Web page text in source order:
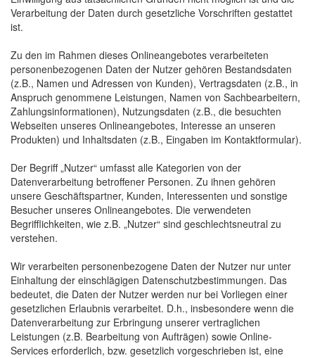
Verarbeitung der Daten durch gesetzliche Vorschriften gestattet
ist.
Zu den im Rahmen dieses Onlineangebotes verarbeiteten
personenbezogenen Daten der Nutzer gehören Bestandsdaten
(z.B., Namen und Adressen von Kunden), Vertragsdaten (z.B., in
Anspruch genommene Leistungen, Namen von Sachbearbeitern,
Zahlungsinformationen), Nutzungsdaten (z.B., die besuchten
Webseiten unseres Onlineangebotes, Interesse an unseren
Produkten) und Inhaltsdaten (z.B., Eingaben im Kontaktformular).
Der Begriff „Nutzer“ umfasst alle Kategorien von der
Datenverarbeitung betroffener Personen. Zu ihnen gehören
unsere Geschäftspartner, Kunden, Interessenten und sonstige
Besucher unseres Onlineangebotes. Die verwendeten
Begrifflichkeiten, wie z.B. „Nutzer“ sind geschlechtsneutral zu
verstehen.
Wir verarbeiten personenbezogene Daten der Nutzer nur unter
Einhaltung der einschlägigen Datenschutzbestimmungen. Das
bedeutet, die Daten der Nutzer werden nur bei Vorliegen einer
gesetzlichen Erlaubnis verarbeitet. D.h., insbesondere wenn die
Datenverarbeitung zur Erbringung unserer vertraglichen
Leistungen (z.B. Bearbeitung von Aufträgen) sowie Online-
Services erforderlich, bzw. gesetzlich vorgeschrieben ist, eine